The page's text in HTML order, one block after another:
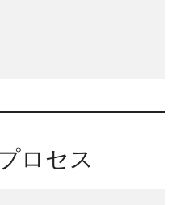
ロセス